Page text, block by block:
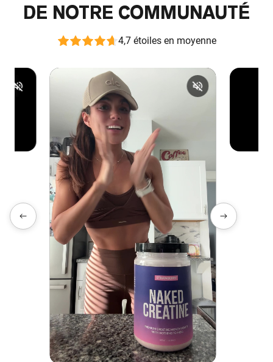
DE NOTRE COMMUNAUTÉ
4,7 étoiles en moyenne